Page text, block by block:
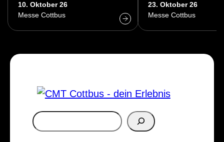
10. Oktober 26
Messe Cottbus
23. Oktober 26
Messe Cottbus
S
u